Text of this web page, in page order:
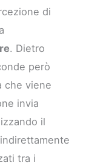
di
. Dietro
però
che viene
invia
il
tra i